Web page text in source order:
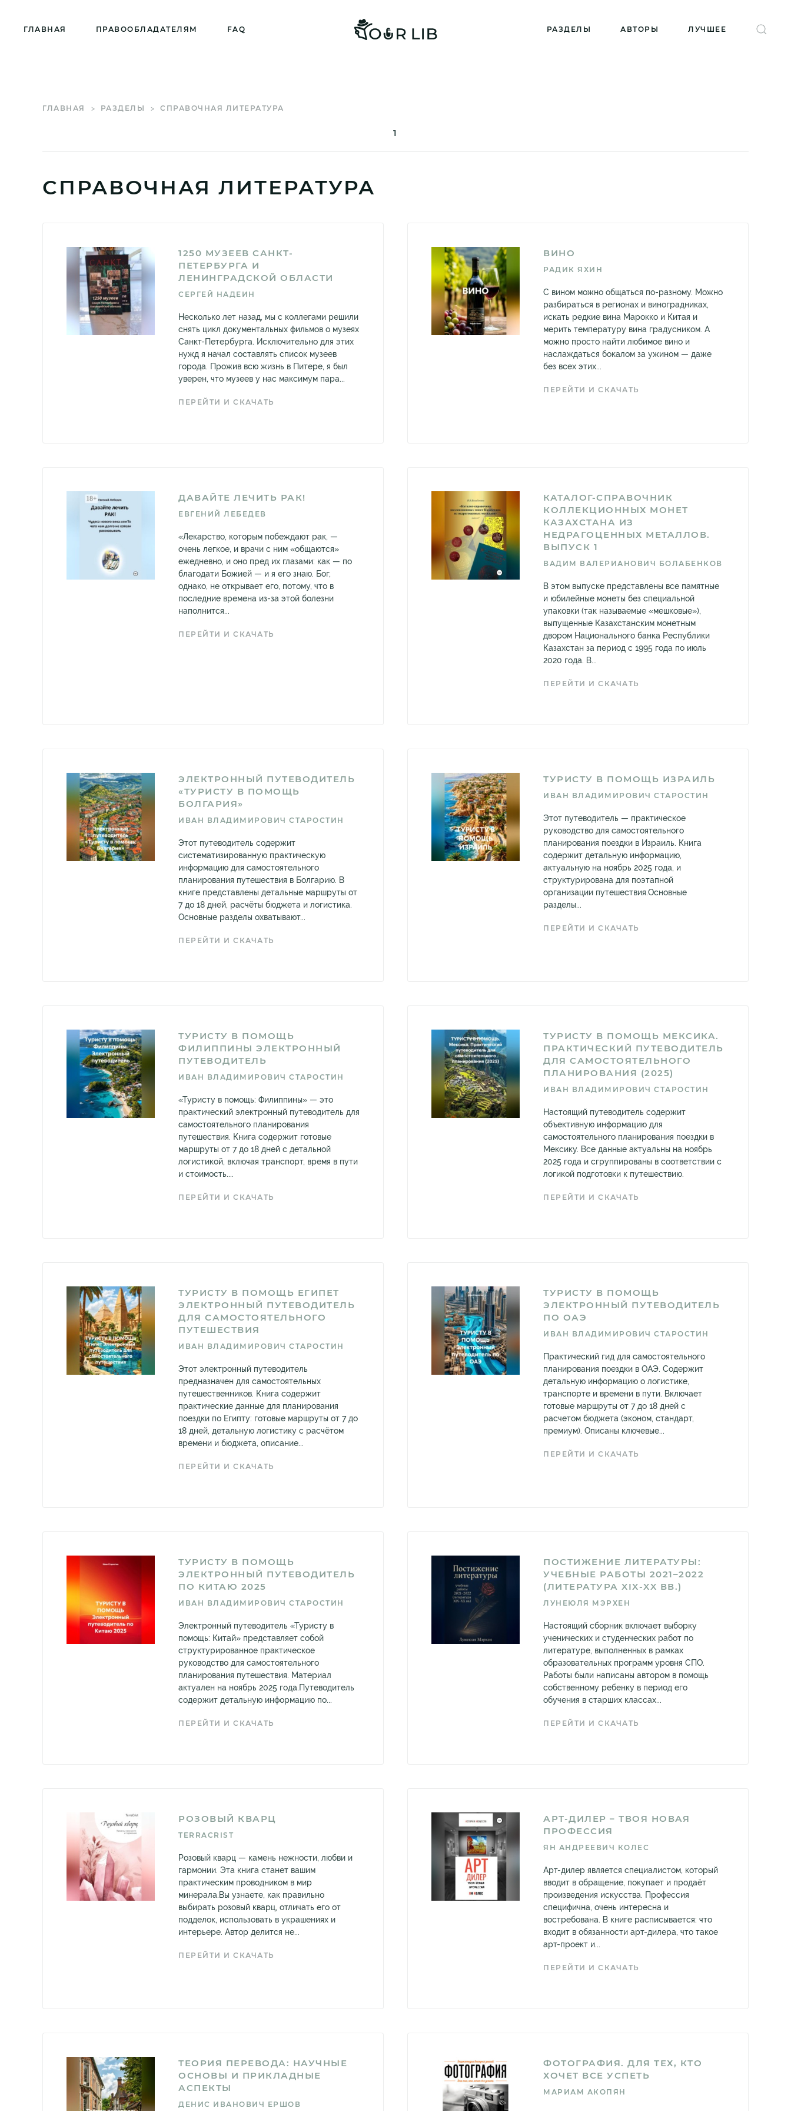
ГЛАВНАЯ ПРАВООБЛАДАТЕЛЯМ FAQ РАЗДЕЛЫ АВТОРЫ ЛУЧШЕЕ
ГЛАВНАЯ РАЗДЕЛЫ СПРАВОЧНАЯ ЛИТЕРАТУРА
1
СПРАВОЧНАЯ ЛИТЕРАТУРА
1250 МУЗЕЕВ САНКТ-
ПЕТЕРБУРГА И
ЛЕНИНГРАДСКОЙ ОБЛАСТИ
СЕРГЕЙ НАДЕИН
Несколько лет назад, мы с коллегами решили
снять цикл документальных фильмов о музеях
Санкт-Петербурга. Исключительно для этих
нужд я начал составлять список музеев
города. Прожив всю жизнь в Питере, я был
уверен, что музеев у нас максимум пара...
ПЕРЕЙТИ И СКАЧАТЬ
ВИНО
РАДИК ЯХИН
С вином можно общаться по-разному. Можно
разбираться в регионах и виноградниках,
искать редкие вина Марокко и Китая и
мерить температуру вина градусником. А
можно просто найти любимое вино и
наслаждаться бокалом за ужином — даже
без всех этих...
ПЕРЕЙТИ И СКАЧАТЬ
ДАВАЙТЕ ЛЕЧИТЬ РАК!
ЕВГЕНИЙ ЛЕБЕДЕВ
«Лекарство, которым побеждают рак, —
очень легкое, и врачи с ним «общаются»
ежедневно, и оно пред их глазами: как — по
благодати Божией — и я его знаю. Бог,
однако, не открывает его, потому, что в
последние времена из-за этой болезни
наполнится...
ПЕРЕЙТИ И СКАЧАТЬ
КАТАЛОГ-СПРАВОЧНИК
КОЛЛЕКЦИОННЫХ МОНЕТ
КАЗАХСТАНА ИЗ
НЕДРАГОЦЕННЫХ МЕТАЛЛОВ.
ВЫПУСК 1
ВАДИМ ВАЛЕРИАНОВИЧ БОЛАБЕНКОВ
В этом выпуске представлены все памятные
и юбилейные монеты без специальной
упаковки (так называемые «мешковые»),
выпущенные Казахстанским монетным
двором Национального банка Республики
Казахстан за период с 1995 года по июль
2020 года. В...
ПЕРЕЙТИ И СКАЧАТЬ
ЭЛЕКТРОННЫЙ ПУТЕВОДИТЕЛЬ
«ТУРИСТУ В ПОМОЩЬ
БОЛГАРИЯ»
ИВАН ВЛАДИМИРОВИЧ СТАРОСТИН
Этот путеводитель содержит
систематизированную практическую
информацию для самостоятельного
планирования путешествия в Болгарию. В
книге представлены детальные маршруты от
7 до 18 дней, расчёты бюджета и логистика.
Основные разделы охватывают...
ПЕРЕЙТИ И СКАЧАТЬ
ТУРИСТУ В ПОМОЩЬ ИЗРАИЛЬ
ИВАН ВЛАДИМИРОВИЧ СТАРОСТИН
Этот путеводитель — практическое
руководство для самостоятельного
планирования поездки в Израиль. Книга
содержит детальную информацию,
актуальную на ноябрь 2025 года, и
структурирована для поэтапной
организации путешествия.Основные
разделы...
ПЕРЕЙТИ И СКАЧАТЬ
ТУРИСТУ В ПОМОЩЬ
ФИЛИППИНЫ ЭЛЕКТРОННЫЙ
ПУТЕВОДИТЕЛЬ
ИВАН ВЛАДИМИРОВИЧ СТАРОСТИН
«Туристу в помощь: Филиппины» — это
практический электронный путеводитель для
самостоятельного планирования
путешествия. Книга содержит готовые
маршруты от 7 до 18 дней с детальной
логистикой, включая транспорт, время в пути
и стоимость....
ПЕРЕЙТИ И СКАЧАТЬ
ТУРИСТУ В ПОМОЩЬ МЕКСИКА.
ПРАКТИЧЕСКИЙ ПУТЕВОДИТЕЛЬ
ДЛЯ САМОСТОЯТЕЛЬНОГО
ПЛАНИРОВАНИЯ (2025)
ИВАН ВЛАДИМИРОВИЧ СТАРОСТИН
Настоящий путеводитель содержит
объективную информацию для
самостоятельного планирования поездки в
Мексику. Все данные актуальны на ноябрь
2025 года и сгруппированы в соответствии с
логикой подготовки к путешествию.
ПЕРЕЙТИ И СКАЧАТЬ
ТУРИСТУ В ПОМОЩЬ ЕГИПЕТ
ЭЛЕКТРОННЫЙ ПУТЕВОДИТЕЛЬ
ДЛЯ САМОСТОЯТЕЛЬНОГО
ПУТЕШЕСТВИЯ
ИВАН ВЛАДИМИРОВИЧ СТАРОСТИН
Этот электронный путеводитель
предназначен для самостоятельных
путешественников. Книга содержит
практические данные для планирования
поездки по Египту: готовые маршруты от 7 до
18 дней, детальную логистику с расчётом
времени и бюджета, описание...
ПЕРЕЙТИ И СКАЧАТЬ
ТУРИСТУ В ПОМОЩЬ
ЭЛЕКТРОННЫЙ ПУТЕВОДИТЕЛЬ
ПО ОАЭ
ИВАН ВЛАДИМИРОВИЧ СТАРОСТИН
Практический гид для самостоятельного
планирования поездки в ОАЭ. Содержит
детальную информацию о логистике,
транспорте и времени в пути. Включает
готовые маршруты от 7 до 18 дней с
расчетом бюджета (эконом, стандарт,
премиум). Описаны ключевые...
ПЕРЕЙТИ И СКАЧАТЬ
ТУРИСТУ В ПОМОЩЬ
ЭЛЕКТРОННЫЙ ПУТЕВОДИТЕЛЬ
ПО КИТАЮ 2025
ИВАН ВЛАДИМИРОВИЧ СТАРОСТИН
Электронный путеводитель «Туристу в
помощь: Китай» представляет собой
структурированное практическое
руководство для самостоятельного
планирования путешествия. Материал
актуален на ноябрь 2025 года.Путеводитель
содержит детальную информацию по...
ПЕРЕЙТИ И СКАЧАТЬ
ПОСТИЖЕНИЕ ЛИТЕРАТУРЫ:
УЧЕБНЫЕ РАБОТЫ 2021–2022
(ЛИТЕРАТУРА XIX-XX ВВ.)
ЛУНЕЮЛЯ МЭРХЕН
Настоящий сборник включает выборку
ученических и студенческих работ по
литературе, выполненных в рамках
образовательных программ уровня СПО.
Работы были написаны автором в помощь
собственному ребенку в период его
обучения в старших классах...
ПЕРЕЙТИ И СКАЧАТЬ
РОЗОВЫЙ КВАРЦ
TERRACRIST
Розовый кварц — камень нежности, любви и
гармонии. Эта книга станет вашим
практическим проводником в мир
минерала.Вы узнаете, как правильно
выбирать розовый кварц, отличать его от
подделок, использовать в украшениях и
интерьере. Автор делится не...
ПЕРЕЙТИ И СКАЧАТЬ
АРТ-ДИЛЕР – ТВОЯ НОВАЯ
ПРОФЕССИЯ
ЯН АНДРЕЕВИЧ КОЛЕС
Арт-дилер является специалистом, который
вводит в обращение, покупает и продаёт
произведения искусства. Профессия
специфична, очень интересна и
востребована. В книге расписывается: что
входит в обязанности арт-дилера, что такое
арт-проект и...
ПЕРЕЙТИ И СКАЧАТЬ
ТЕОРИЯ ПЕРЕВОДА: НАУЧНЫЕ
ОСНОВЫ И ПРИКЛАДНЫЕ
АСПЕКТЫ
ДЕНИС ИВАНОВИЧ ЕРШОВ
ФОТОГРАФИЯ. ДЛЯ ТЕХ, КТО
ХОЧЕТ ВСЕ УСПЕТЬ
МАРИАМ АКОПЯН